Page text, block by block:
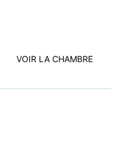
VOIR LA CHAMBRE